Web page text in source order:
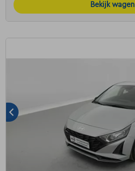
Bekijk wagen